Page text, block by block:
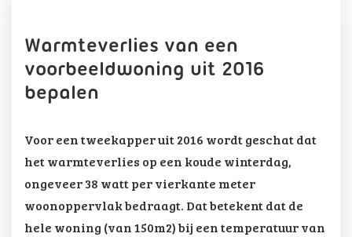
Warmteverlies van een
voorbeeldwoning uit 2016
bepalen
Voor een tweekapper uit 2016 wordt geschat dat
het warmteverlies op een koude winterdag,
ongeveer 38 watt per vierkante meter
woonoppervlak bedraagt. Dat betekent dat de
hele woning (van 150m2) bij een temperatuur van